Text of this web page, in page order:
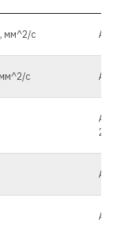
мм^2/с
с